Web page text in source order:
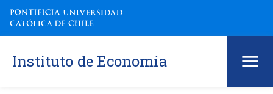
Instituto de Economía